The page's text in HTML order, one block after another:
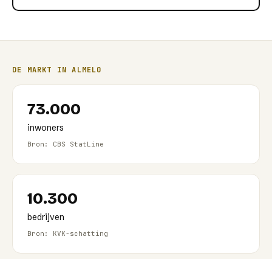
DE MARKT INALMELO
73.000
inwoners
Bron: CBS StatLine
10.300
bedrijven
Bron: KVK-schatting